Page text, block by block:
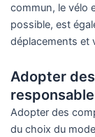
commun, le vélo
possible, est
déplacements et
Adopter
Adopter des
du choix du